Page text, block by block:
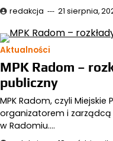
redakcja 21 sierpnia,
Aktualności
MPK Radom –
publiczny
MPK Radom, czyli
organizatorem i
w Radomiu.…